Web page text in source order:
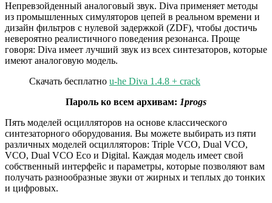
Непревзойденный аналоговый звук. Diva применяет методы
из промышленных симуляторов цепей в реальном времени и
дизайн фильтров с нулевой задержкой (ZDF), чтобы достичь
невероятно реалистичного поведения резонанса. Проще
говоря: Diva имеет лучший звук из всех синтезаторов, которые
имеют аналоговую модель.
Скачать бесплатно u-he Diva 1.4.8 + crack
Пароль ко всем архивам: 1progs
Пять моделей осцилляторов на основе классического
синтезаторного оборудования. Вы можете выбирать из пяти
различных моделей осцилляторов: Triple VCO, Dual VCO,
VCO, Dual VCO Eco и Digital. Каждая модель имеет свой
собственный интерфейс и параметры, которые позволяют вам
получать разнообразные звуки от жирных и теплых до тонких
и цифровых.